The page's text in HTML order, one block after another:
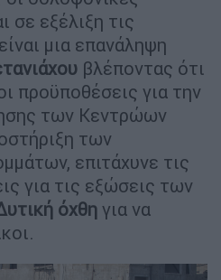
σε εξέλιξη τις
μια επανάληψη
βλέποντας ότι
προϋποθέσεις για την
των Κεντρώων
των
επιτάχυνε τις
για τις εξώσεις των
όχθη για να